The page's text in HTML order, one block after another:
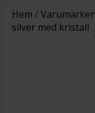
Hem /Varumärken
silver med kristall